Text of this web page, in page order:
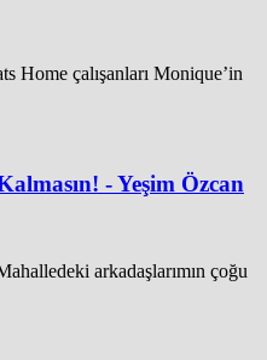
Home çalışanları Monique’in
- Yeşim Özcan
arkadaşlarımın çoğu